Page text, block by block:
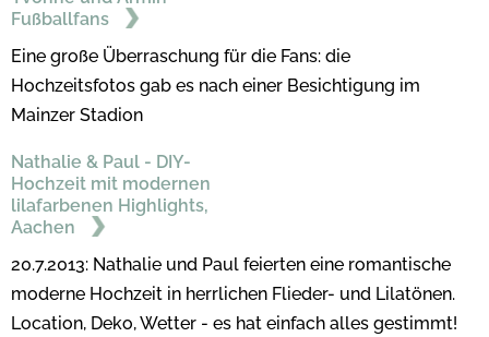
Fußballfans
Eine große Überraschung für die Fans: die
Hochzeitsfotos gab es nach einer Besichtigung im
Mainzer Stadion
Nathalie & Paul - DIY-
Hochzeit mit modernen
lilafarbenen Highlights,
Aachen
20.7.2013: Nathalie und Paul feierten eine romantische
moderne Hochzeit in herrlichen Flieder- und Lilatönen.
Location, Deko, Wetter - es hat einfach alles gestimmt!